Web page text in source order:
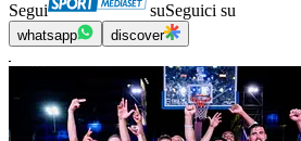
Segui suSeguici su
whatsapp discover